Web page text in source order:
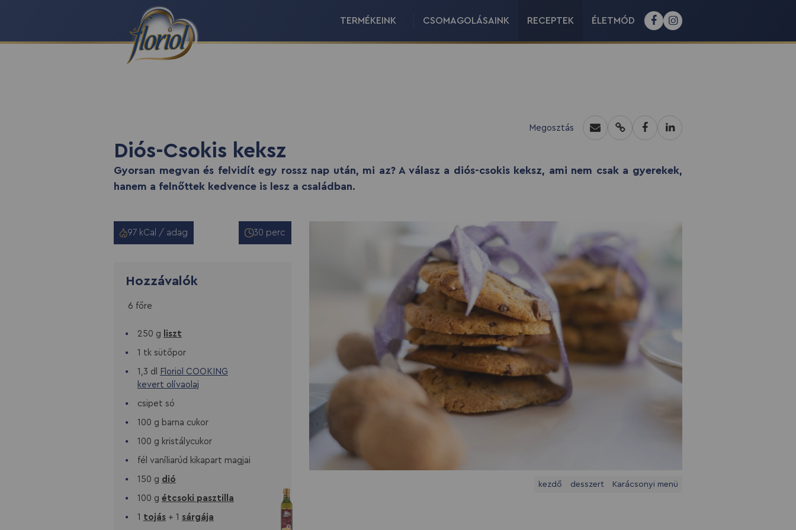
TERMÉKEINK CSOMAGOLÁSAINK RECEPTEK ÉLETMÓD
Megosztás
Diós-Csokis keksz
Gyorsan megvan és felvidít egy rossz nap után, mi az? A válasz a diós-csokis keksz, ami nem csak a gyerekek,
hanem a felnőttek kedvence is lesz a családban.
97 kCal / adag 30 perc
Hozzávalók
6 főre
250 g liszt
1 tk sütőpor
1,3 dl
Floriol COOKING
kevert olívaolaj
csipet só
100 g barna cukor
100 g kristálycukor
fél vaníliarúd kikapart magjai
150 g dió
100 g étcsoki pasztilla
1 tojás + 1 sárgája
kezdő desszert Karácsonyi menü